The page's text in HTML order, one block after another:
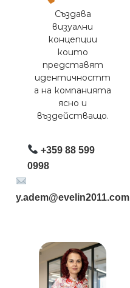
Създава
визуални
концепции
които
представят
идентичностт
а на компанията
ясно и
въздействащо.
+359 88 599
0998
y.adem@evelin2011.com